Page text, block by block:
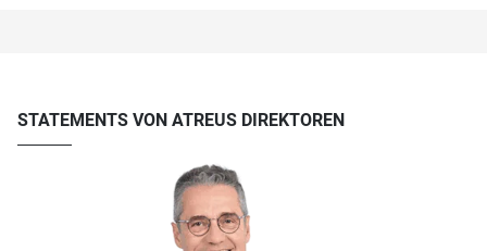
STATEMENTS VON ATREUS DIREKTOREN